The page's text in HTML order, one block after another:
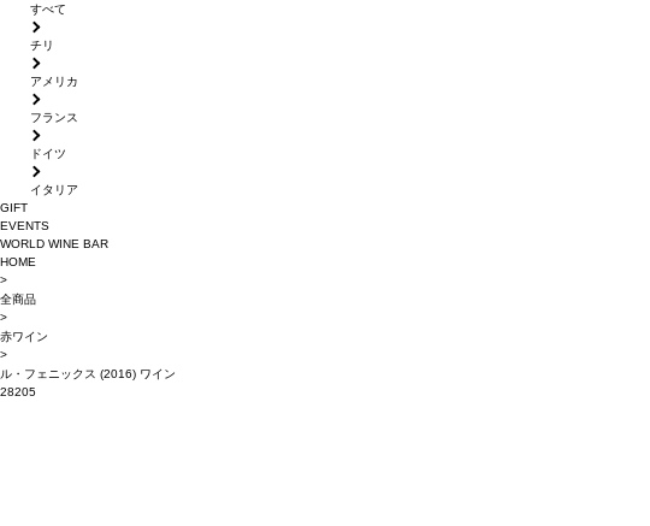
すべて
チリ
アメリカ
フランス
ドイツ
イタリア
GIFT
EVENTS
WORLD WINE BAR
HOME
>
全商品
>
赤ワイン
>
ル・フェニックス (2016) ワイン
28205